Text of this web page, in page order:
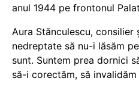
anul 1944 pe frontonul
Aura Stănculescu, consilier
nedreptate să nu-i lăsăm
sunt. Suntem prea dornici
să-i corectăm, să